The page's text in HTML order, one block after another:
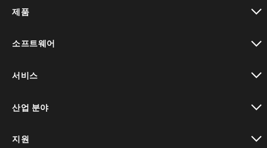
제품
소프트웨어
서비스
산업 분야
지원